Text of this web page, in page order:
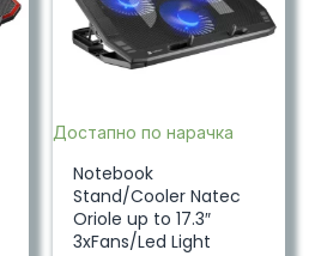
Достапно по нарачка
Notebook
Stand/Cooler Natec
Oriole up to 17.3″
3xFans/Led Light